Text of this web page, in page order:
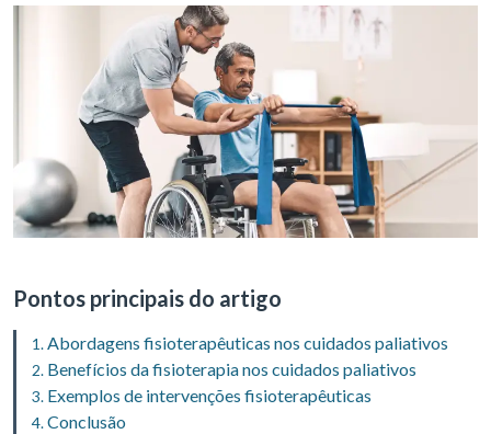
Pontos principais do artigo
Abordagens fisioterapêuticas nos cuidados paliativos
Benefícios da fisioterapia nos cuidados paliativos
Exemplos de intervenções fisioterapêuticas
Conclusão